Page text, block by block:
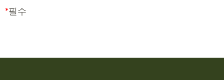
하고, 거부의 의사표시를 하지 아니한 경우 회원이 변경된 약관
① 회사는 제공하는 개별 서비스에 대해서 별도의 이용약관 및
있는 정보(해당 정보만으로는 특정 개인을 식별할 수 없더라도
사이트가 고객의 개인정보를 수집 이용하는 목적은 다음과 같
*필수